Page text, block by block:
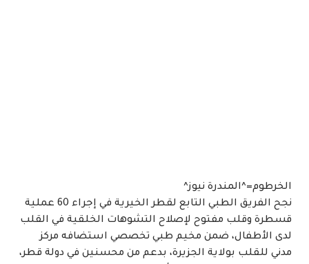
الخرطوم=^المندرة نيوز^
نجح الفريق الطبي التابع لقطر الخيرية في إجراء 60 عملية
قسطرة وقلب مفتوح لإصلاح التشوهات الخلقية في القلب
لدى الأطفال، ضمن مخيم طبي تخصصي استضافه مركز
مدني للقلب بولاية الجزيرة، بدعم من محسنين في دولة قطر،